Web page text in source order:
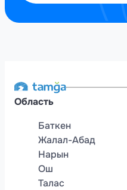
Область
Баткен
Жалал-Абад
Нарын
Ош
Талас